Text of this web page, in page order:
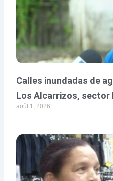
Calles inundadas de
Los Alcarrizos, sector
août 1, 2026